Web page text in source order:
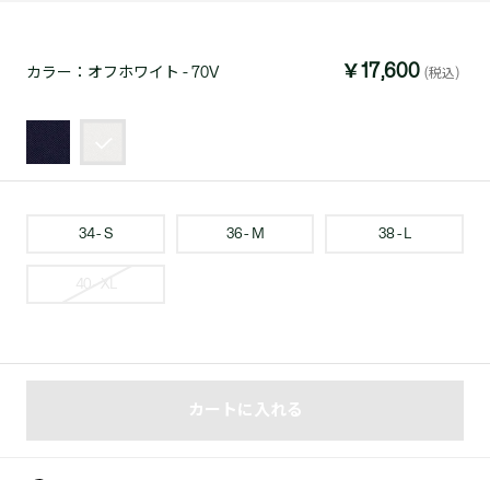
カラー： オフホワイト - 70V ￥17,600 (税込)
34 - S 36 - M 38 - L
40 - XL
カートに入れる